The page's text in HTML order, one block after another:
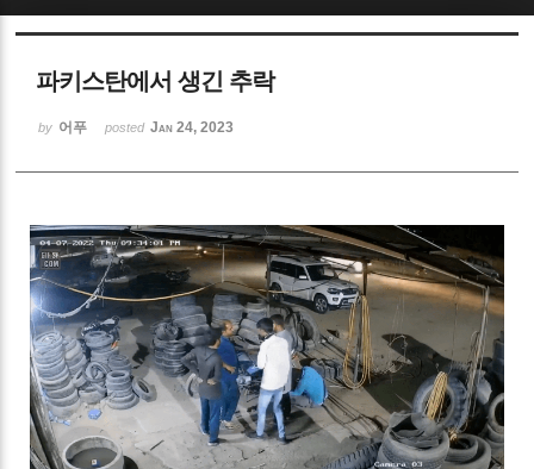
파키스탄에서 생긴 추락
by 어푸 posted Jan 24, 2023
Sketchbook5, 스케치북5
Sketchbook5, 스케치북5